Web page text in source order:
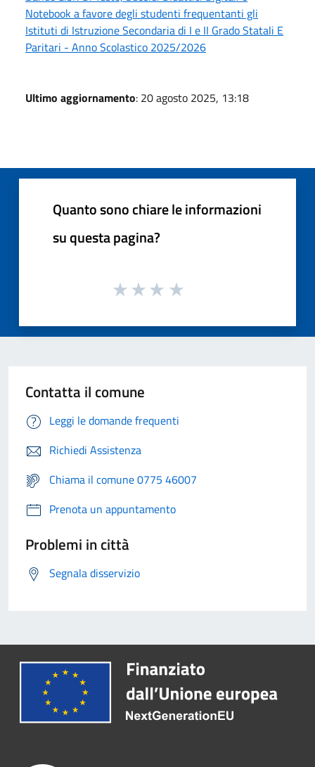
Notebook a favore degli studenti frequentanti gli
Istituti di Istruzione Secondaria di I e II Grado Statali E
Paritari - Anno Scolastico 2025/2026
Ultimo aggiornamento: 20 agosto 2025, 13:18
Quanto sono chiare le informazioni
su questa pagina?
Contatta il comune
Leggi le domande frequenti
Richiedi Assistenza
Chiama il comune 0775 46007
Prenota un appuntamento
Problemi in città
Segnala disservizio